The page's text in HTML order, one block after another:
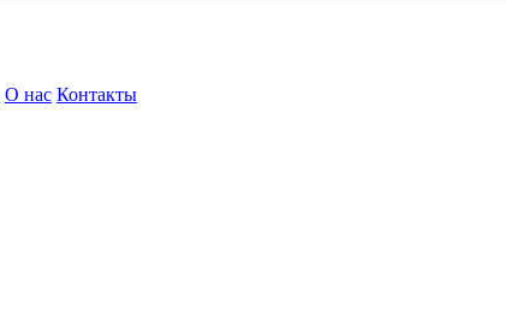
О нас Контакты